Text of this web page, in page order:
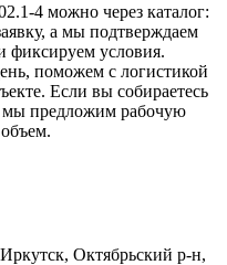
4 можно через каталог:
а мы подтверждаем
фиксируем условия.
поможем с логистикой
Если вы собираетесь
мы предложим рабочую
Октябрьский р-н,